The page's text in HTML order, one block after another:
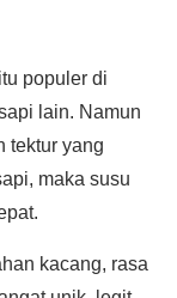
populer di
lain. Namun
tektur yang
maka susu
kacang, rasa